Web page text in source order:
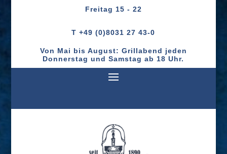
Freitag 15 - 22
T +49 (0)8031 27 43-0
Von Mai bis August: Grillabend jeden
Donnerstag und Samstag ab 18 Uhr.